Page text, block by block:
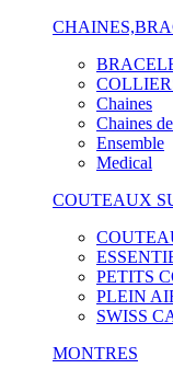
Chaines
Chaines
Ensemble
Medical
COUTEAUX
PETITS
PLEIN
SWISS
MONTRES